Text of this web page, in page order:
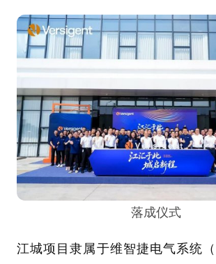
落成仪式
江城项目隶属于维智捷电气系统